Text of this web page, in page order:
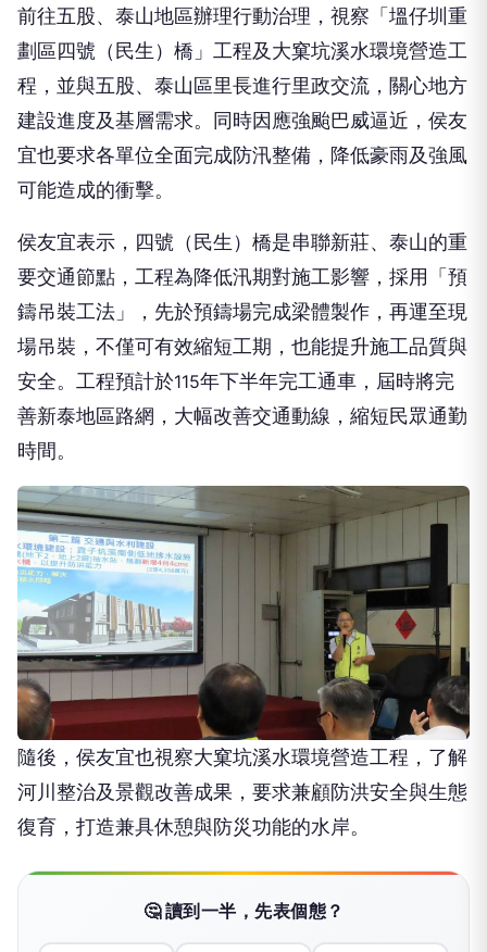
前往五股、泰山地區辦理行動治理，視察「塭仔圳重
劃區四號（民生）橋」工程及大窠坑溪水環境營造工
程，並與五股、泰山區里長進行里政交流，關心地方
建設進度及基層需求。同時因應強颱巴威逼近，侯友
宜也要求各單位全面完成防汛整備，降低豪雨及強風
可能造成的衝擊。
侯友宜表示，四號（民生）橋是串聯新莊、泰山的重
要交通節點，工程為降低汛期對施工影響，採用「預
鑄吊裝工法」，先於預鑄場完成梁體製作，再運至現
場吊裝，不僅可有效縮短工期，也能提升施工品質與
安全。工程預計於115年下半年完工通車，屆時將完
善新泰地區路網，大幅改善交通動線，縮短民眾通勤
時間。
隨後，侯友宜也視察大窠坑溪水環境營造工程，了解
河川整治及景觀改善成果，要求兼顧防洪安全與生態
復育，打造兼具休憩與防災功能的水岸。
🤔 讀到一半，先表個態？